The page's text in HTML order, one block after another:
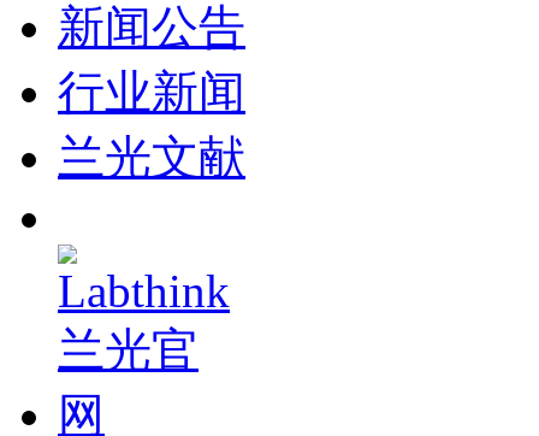
新闻公告
行业新闻
兰光文献